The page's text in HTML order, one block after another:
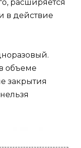
расширяется
в действие
объеме
закрытия